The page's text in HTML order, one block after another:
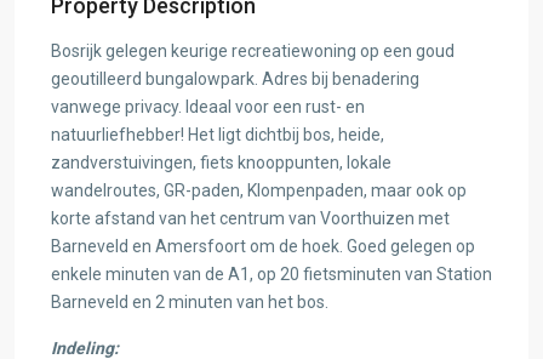
Property Description
Bosrijk gelegen keurige recreatiewoning op een goud
geoutilleerd bungalowpark. Adres bij benadering
vanwege privacy. Ideaal voor een rust- en
natuurliefhebber! Het ligt dichtbij bos, heide,
zandverstuivingen, fiets knooppunten, lokale
wandelroutes, GR-paden, Klompenpaden, maar ook op
korte afstand van het centrum van Voorthuizen met
Barneveld en Amersfoort om de hoek. Goed gelegen op
enkele minuten van de A1, op 20 fietsminuten van Station
Barneveld en 2 minuten van het bos.
Indeling: